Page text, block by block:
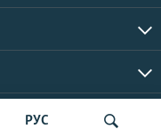
РУС
| Усі права застережено.